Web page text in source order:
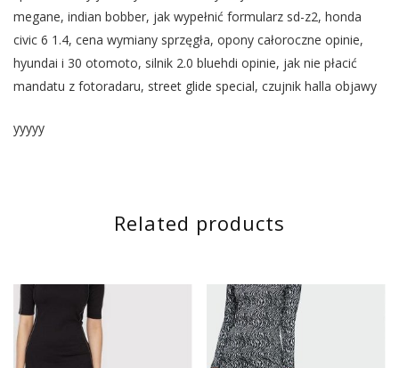
megane, indian bobber, jak wypełnić formularz sd-z2, honda
civic 6 1.4, cena wymiany sprzęgła, opony całoroczne opinie,
hyundai i 30 otomoto, silnik 2.0 bluehdi opinie, jak nie płacić
mandatu z fotoradaru, street glide special, czujnik halla objawy
yyyyy
Related products